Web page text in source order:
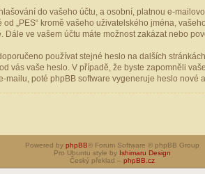
do vašeho účtu, a osobní, platnou e-
„PES“ kromě vašeho uživatelského jména,
ve vašem účtu máte možnost zakázat nebo
používat stejné heslo na dalších
vás vaše heslo. V případě, že byste zapomněli
poté phpBB software vygeneruje heslo nové
Powered by phpBB® Forum Software © phpBB Group
Pro Ubuntu style by Ishimaru Design
Český překlad – phpBB.cz